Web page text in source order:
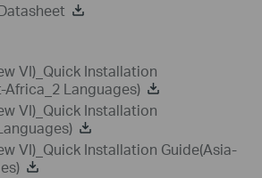
VI)_Quick Installation
Languages)
VI)_Quick Installation
VI)_Quick Installation Guide(Asia-